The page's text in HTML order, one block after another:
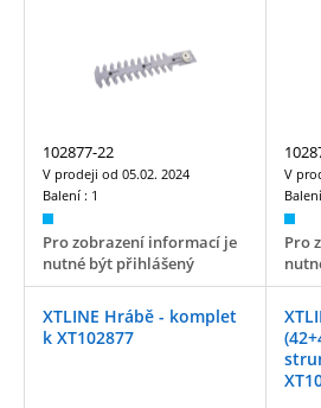
102877-22
V prodeji od 05.02. 2024
Balení : 1
Pro zobrazení informací je
nutné být přihlášený
V
Pro
XTLINE Hrábě - komplet
k XT102877